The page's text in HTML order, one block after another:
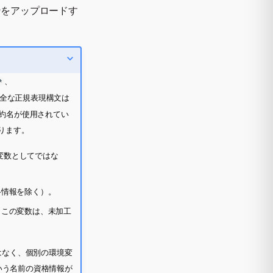
アップロードす
な正規表現構文は
名が使用されてい
す。
数としてではな
報を除く）。
の変数は、未加工
く、個別の環境変
う名前の資格情報が